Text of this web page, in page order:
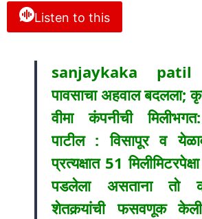
Listen to this
sanjaykaka
पावसाचा अहवाल बदलला;
वीमा कंपनीची
पाटील : विसापूर व
प्रत्यक्षात 51
पडलेला असताना तो
शेतकर्‍यांची फसवणूक